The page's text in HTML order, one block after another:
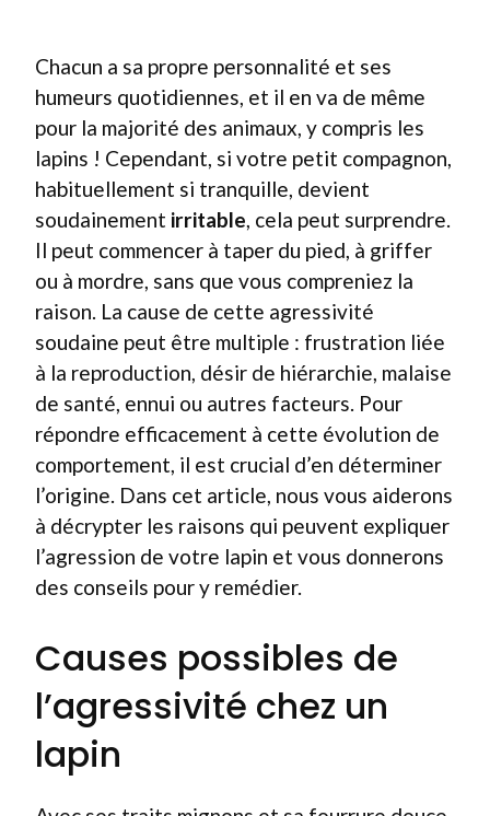
Chacun a sa propre personnalité et ses
humeurs quotidiennes, et il en va de même
pour la majorité des animaux, y compris les
lapins ! Cependant, si votre petit compagnon,
habituellement si tranquille, devient
soudainement irritable, cela peut surprendre.
Il peut commencer à taper du pied, à griffer
ou à mordre, sans que vous compreniez la
raison. La cause de cette agressivité
soudaine peut être multiple : frustration liée
à la reproduction, désir de hiérarchie, malaise
de santé, ennui ou autres facteurs. Pour
répondre efficacement à cette évolution de
comportement, il est crucial d’en déterminer
l’origine. Dans cet article, nous vous aiderons
à décrypter les raisons qui peuvent expliquer
l’agression de votre lapin et vous donnerons
des conseils pour y remédier.
Causes possibles de
l’agressivité chez un
lapin